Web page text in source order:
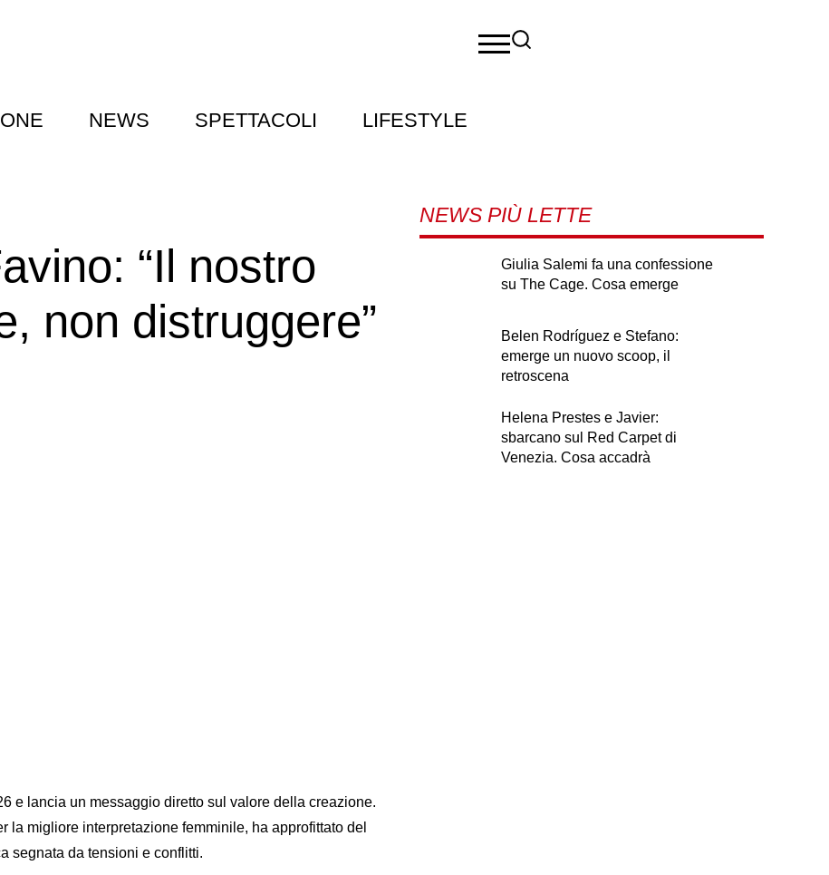
NEWS SPETTACOLI LIFESTYLE
“Il nostro
non distruggere”
e lancia un messaggio diretto sul valore della creazione.
la migliore interpretazione femminile, ha approfittato del
segnata da tensioni e conflitti.
NEWS PIÙ LETTE
Giulia Salemi fa una confessione
su The Cage. Cosa emerge
Belen Rodríguez e Stefano:
emerge un nuovo scoop, il
retroscena
Helena Prestes e Javier:
sbarcano sul Red Carpet di
Venezia. Cosa accadrà